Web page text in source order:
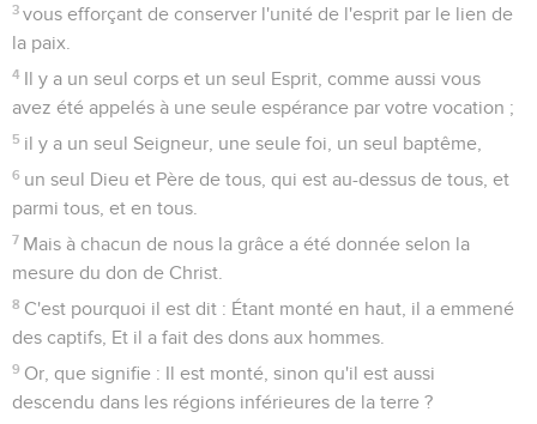
3 vous efforçant de conserver l'unité de l'esprit par le lien de
la paix.
4 Il y a un seul corps et un seul Esprit, comme aussi vous
avez été appelés à une seule espérance par votre vocation ;
5 il y a un seul Seigneur, une seule foi, un seul baptême,
6 un seul Dieu et Père de tous, qui est au-dessus de tous, et
parmi tous, et en tous.
7 Mais à chacun de nous la grâce a été donnée selon la
mesure du don de Christ.
8 C'est pourquoi il est dit : Étant monté en haut, il a emmené
des captifs, Et il a fait des dons aux hommes.
9 Or, que signifie : Il est monté, sinon qu'il est aussi
descendu dans les régions inférieures de la terre ?